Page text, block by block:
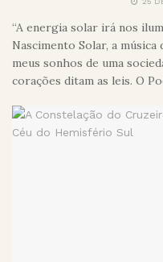
“A energia solar irá nos
Nascimento Solar, a
meus sonhos de uma
corações ditam as leis. O